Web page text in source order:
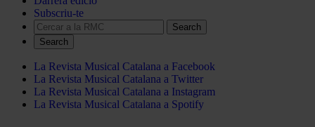
Subscriu-te
Search
La Revista Musical Catalana a Facebook
La Revista Musical Catalana a Twitter
La Revista Musical Catalana a Instagram
La Revista Musical Catalana a Spotify